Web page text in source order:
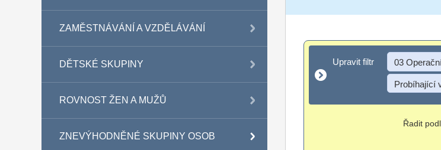
ZAMĚSTNÁVÁNÍ A VZDĚLÁVÁNÍ
DĚTSKÉ SKUPINY
ROVNOST ŽEN A MUŽŮ
ZNEVÝHODNĚNÉ SKUPINY OSOB
Upravit filtr
Upravit filtr 03
Probíhající
Řadit